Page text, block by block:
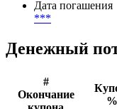
Дата погашения
***
Денежный
#
Окончание
%